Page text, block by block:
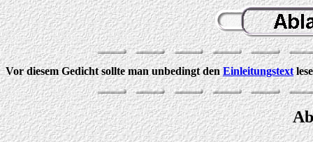
Vor diesem Gedicht sollte man unbedingt denEinleitungstext